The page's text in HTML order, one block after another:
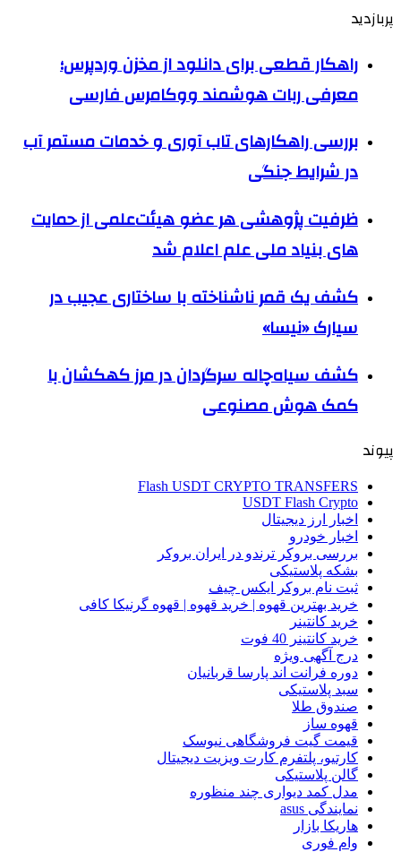
پربازدید
راهکار قطعی برای دانلود از مخزن وردپرس؛
معرفی ربات هوشمند ووکامرس فارسی
بررسی راهکارهای تاب آوری و خدمات مستمر آب
در شرایط جنگی
ظرفیت پژوهشی هر عضو هیئت‌علمی از حمایت
های بنیاد ملی علم اعلام شد
کشف یک قمر ناشناخته با ساختاری عجیب در
سیارک «نیسا»
کشف سیاه‌چاله سرگردان در مرز کهکشان با
کمک هوش مصنوعی
پیوند
Flash USDT CRYPTO TRANSFERS
USDT Flash Crypto
اخبار ارز دیجیتال
اخبار خودرو
بررسی بروکر ترندو در ایران بروکر
بشکه پلاستیکی
ثبت نام بروکر ایکس چیف
خرید بهترین قهوه | خرید قهوه | قهوه گرنیکا کافی
خرید کانتینر
خرید کانتینر 40 فوت
درج آگهی ویژه
دوره فرانت اند پارسا قربانیان
سبد پلاستیکی
صندوق طلا
قهوه ساز
قیمت گیت فروشگاهی نیوسک
کارتیو، پلتفرم کارت ویزیت دیجیتال
گالن پلاستیکی
مدل کمد دیواری چند منظوره
نمایندگی asus
هاریکا بازار
وام فوری